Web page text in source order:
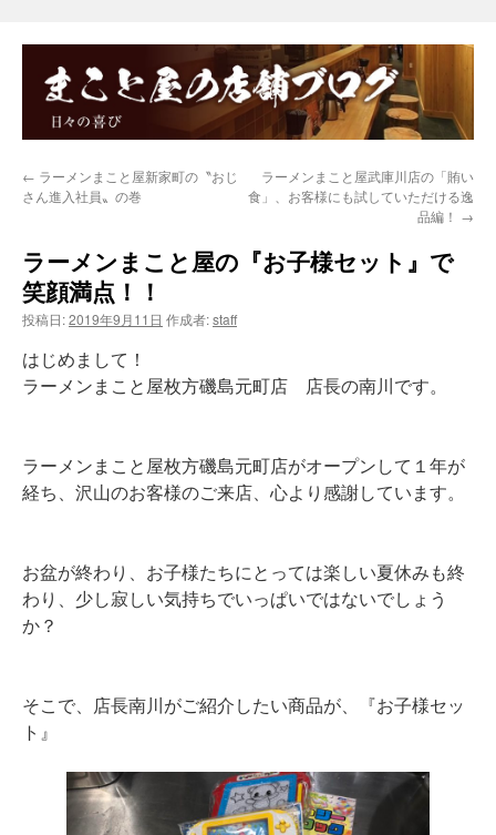
← ラーメンまこと屋新家町の〝おじ
さん進入社員〟の巻
ラーメンまこと屋武庫川店の「賄い
食」、お客様にも試していただける逸
品編！ →
ラーメンまこと屋の『お子様セット』で
笑顔満点！！
投稿日:2019年9月11日 作成者:staff
はじめまして！
ラーメンまこと屋枚方磯島元町店 店長の南川です。
ラーメンまこと屋枚方磯島元町店がオープンして１年が
経ち、沢山のお客様のご来店、心より感謝しています。
お盆が終わり、お子様たちにとっては楽しい夏休みも終
わり、少し寂しい気持ちでいっぱいではないでしょう
か？
そこで、店長南川がご紹介したい商品が、『お子様セッ
ト』